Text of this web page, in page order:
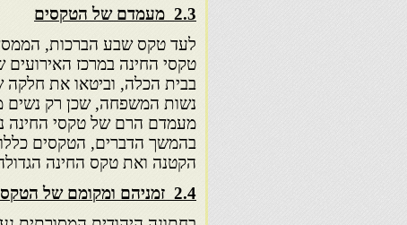
2.3 מעמדם של הטקסים
לעד טקס שבע הברכות, הממסד
טקסי החינה במרכז
בבית הכלה, וביטאו את חלקה
נשות המשפחה, שכן רק נשים
מעמדם הרם של טקסי החינה
בהמשך הדברים, הטקסים
הקטנה ואת טקס החינה
2.4 זמניהם ומקומם של